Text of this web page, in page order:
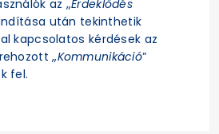
az „Érdeklődés
után tekinthetik
kapcsolatos kérdések az
„Kommunikáció”
fel.